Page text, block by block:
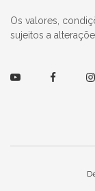
Os valores,
sujeitos a
YoutubeFacebook